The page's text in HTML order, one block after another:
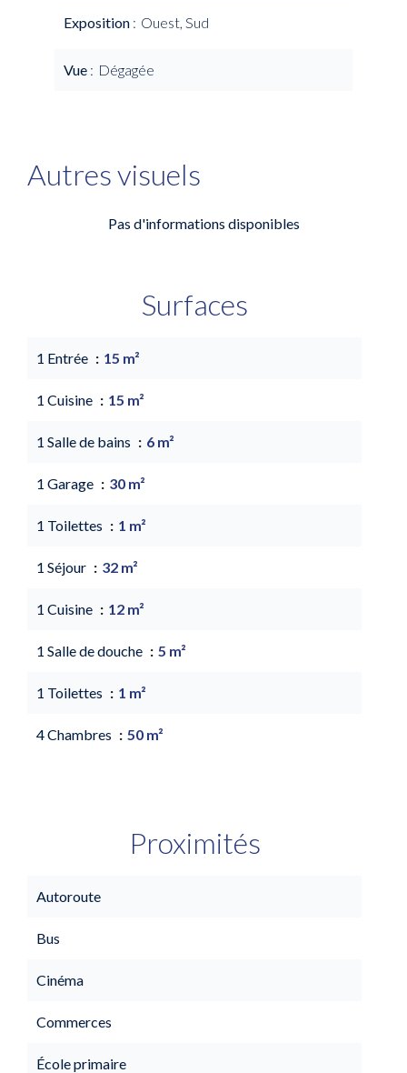
Exposition Ouest, Sud
Vue Dégagée
Autres visuels
Pas d'informations disponibles
Surfaces
1 Entrée 15 m²
1 Cuisine 15 m²
1 Salle de bains 6 m²
1 Garage 30 m²
1 Toilettes 1 m²
1 Séjour 32 m²
1 Cuisine 12 m²
1 Salle de douche 5 m²
1 Toilettes 1 m²
4 Chambres 50 m²
Proximités
Autoroute
Bus
Cinéma
Commerces
École primaire